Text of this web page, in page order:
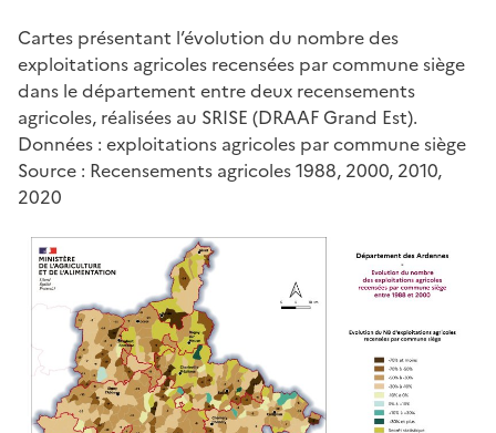
Cartes présentant l’évolution du nombre des
exploitations agricoles recensées par commune siège
dans le département entre deux recensements
agricoles, réalisées au SRISE (DRAAF Grand Est).
Données : exploitations agricoles par commune siège
Source : Recensements agricoles 1988, 2000, 2010,
2020